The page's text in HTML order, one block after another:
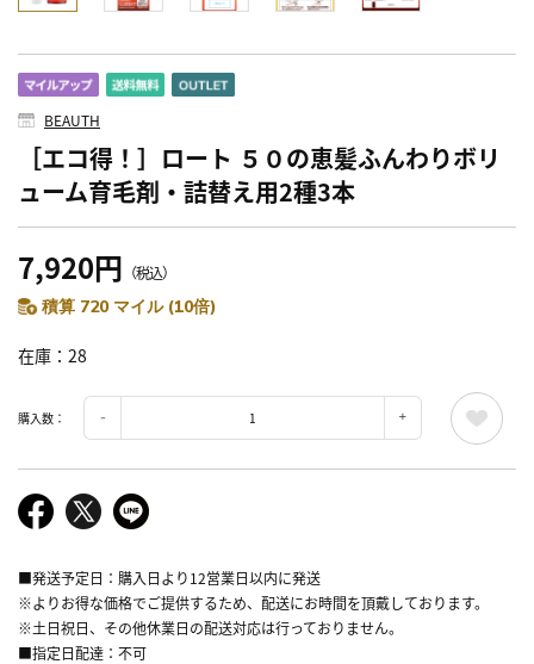
BEAUTH
［エコ得！］ロート ５０の恵髪ふんわりボリ
ューム育毛剤・詰替え用2種3本
7,920円 （税込）
積算 720 マイル (10倍)
在庫 28
購入数：
■発送予定日：購入日より12営業日以内に発送
※よりお得な価格でご提供するため、配送にお時間を頂戴しております。
※土日祝日、その他休業日の配送対応は行っておりません。
■指定日配達：不可